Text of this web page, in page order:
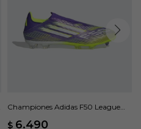
Championes Adidas F50 League
$ 6.490